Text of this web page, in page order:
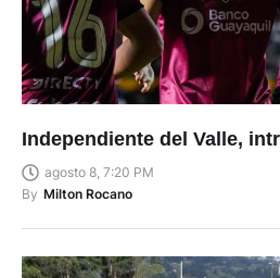
Independiente del Valle,
agosto 8, 7:20 PM
By Milton Rocano